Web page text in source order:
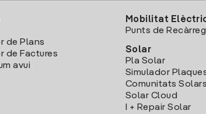
de Plans
de Factures
avui
Mobilitat
Punts de
Solar
Pla Solar
Simulador
Comunitats Solars
Solar Cloud
I + Repair Solar